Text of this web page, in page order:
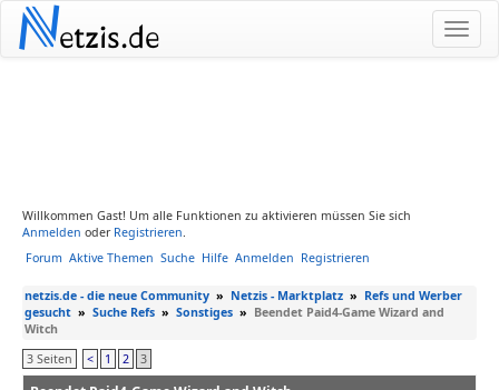
Netzis.de
Willkommen Gast! Um alle Funktionen zu aktivieren müssen Sie sich
Anmelden oder Registrieren.
Forum Aktive Themen Suche Hilfe Anmelden Registrieren
netzis.de - die neue Community » Netzis - Marktplatz » Refs und Werber
gesucht » Suche Refs » Sonstiges » Beendet Paid4-Game Wizard and
Witch
3 Seiten
< 1 2 3